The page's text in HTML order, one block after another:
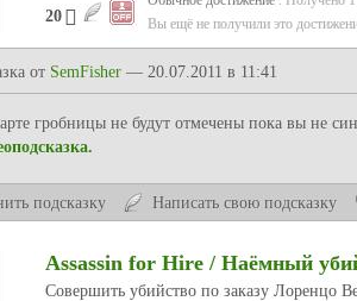
20
Вы ещё не получили это
от SemFisher — 20.07.2011 в 11:41
гробницы не будут отмечены пока вы не
подсказку Написать свою подсказку
Assassin for Hire / Наёмный
Совершить убийство по заказу Лоренцо